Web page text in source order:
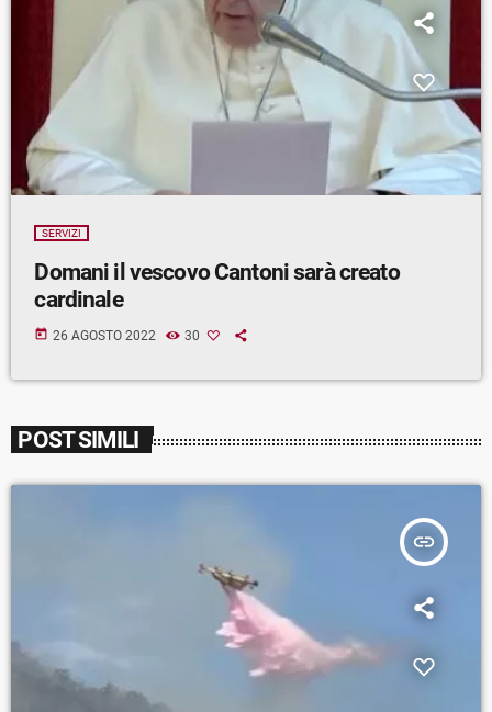
SERVIZI
Domani il vescovo Cantoni sarà creato
cardinale
today 26 AGOSTO 2022 30
POST SIMILI
insert_link